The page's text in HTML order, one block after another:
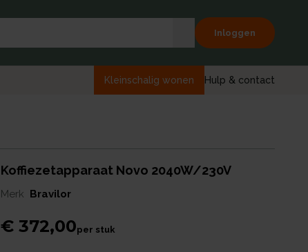
Inloggen
Kleinschalig wonen Hulp & contact
Koffiezetapparaat Novo 2040W/230V
Merk Bravilor
€ 372,00per stuk